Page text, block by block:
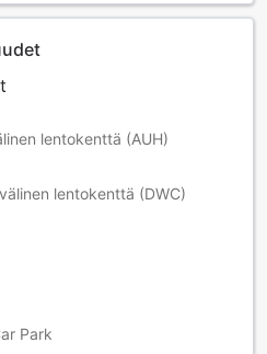
vietnam
lentokenttä (AUH)
lentokenttä (DWC)
Park